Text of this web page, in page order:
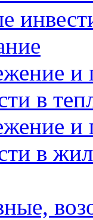
и
в
и
в